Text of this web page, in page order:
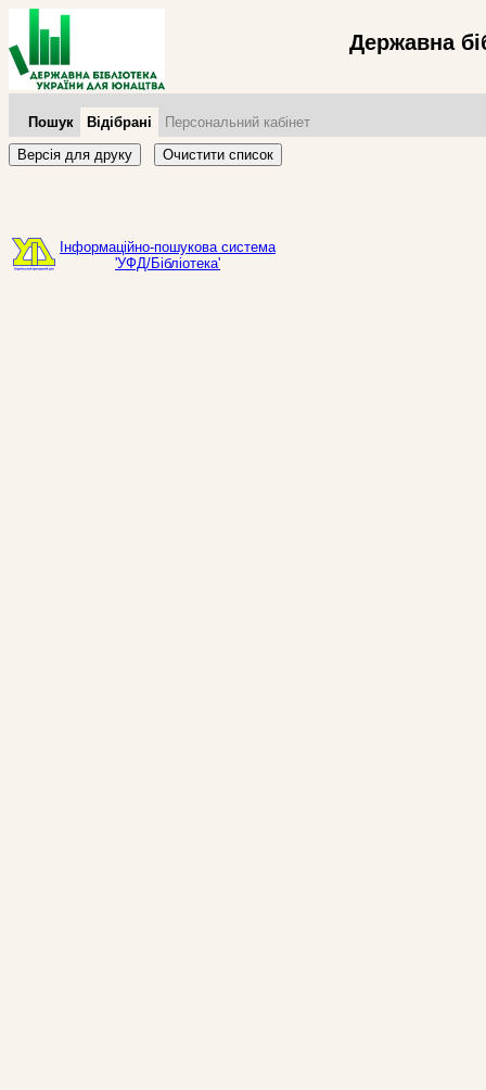
Державна
Пошук Відібрані
Персональний кабінет
Версія для друку
Очистити список
Інформаційно-пошукова система
'УФД/Бібліотека'